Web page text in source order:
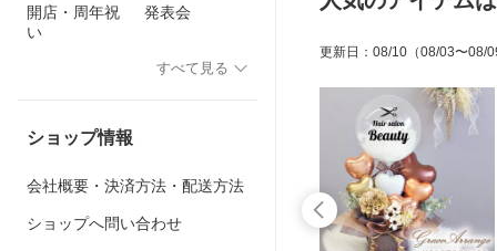
開店・周年祝
い
発表会
すべて見る
ショップ情報
会社概要・決済方法・配送方法
ショップへ問い合わせ
い バルーン
ド ブラッ
ド 風船 名
アノ チュッパチャプス プ
チギフト お礼 退職 配り用
ント 推し活 成人式 生誕祭
ンス 風船 名前入り 送料無
料 ルシアン
更新日 ： 08/10 （08/03〜08/